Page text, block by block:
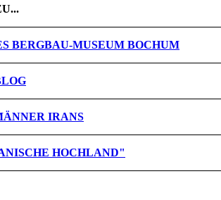
BERGBAU-MUSEUM BOCHUM
IRANS
HOCHLAND"